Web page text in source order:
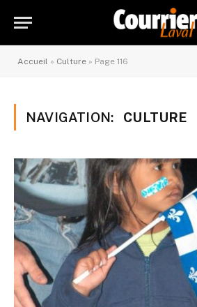
Accueil » Culture » Page 116
NAVIGATION: CULTURE